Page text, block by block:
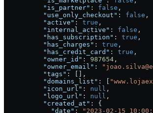
          "is_partner"
: false ,
          "use_only_checkout"
: false ,
          "active"
: true ,
          "internal_active"
: false ,
          "has_subscription"
: true ,
          "has_charges"
: true ,
          "has_credit_card"
: true ,
          "owner_id"
: 987654 ,
          "owner_email"
:
          "tags"
: [],
          "domains_list"
: [
          "icon_url"
: null ,
          "logo_url"
: null ,
          "created_at"
: {
            "date"
: "2023-02-15